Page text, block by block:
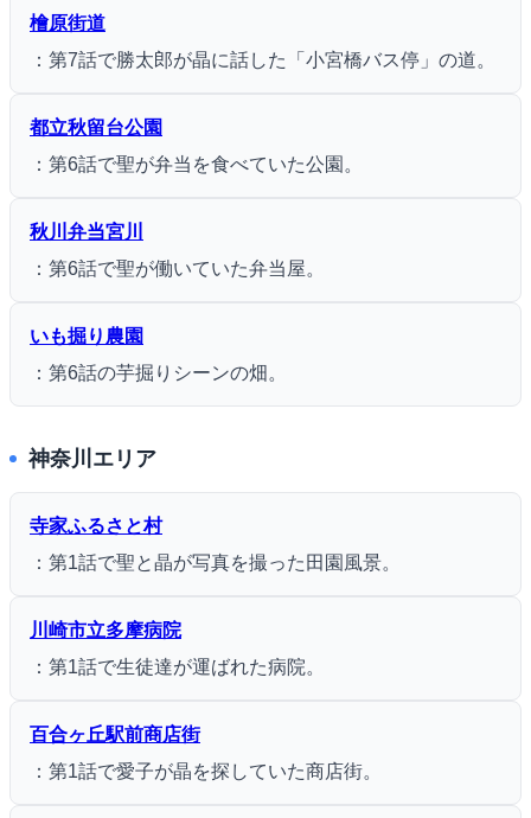
檜原街道
：第7話で勝太郎が晶に話した「小宮橋バス停」の道。
都立秋留台公園
：第6話で聖が弁当を食べていた公園。
秋川弁当宮川
：第6話で聖が働いていた弁当屋。
いも掘り農園
：第6話の芋掘りシーンの畑。
神奈川エリア
寺家ふるさと村
：第1話で聖と晶が写真を撮った田園風景。
川崎市立多摩病院
：第1話で生徒達が運ばれた病院。
百合ヶ丘駅前商店街
：第1話で愛子が晶を探していた商店街。